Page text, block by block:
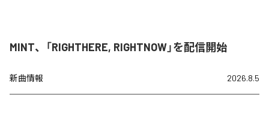
MINT、「RIGHTHERE, RIGHTNOW」を配信開始
新曲情報 2026.8.5